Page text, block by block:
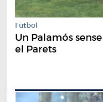
Futbol
Un Palamós
el Parets